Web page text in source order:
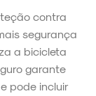
contra
segurança
a bicicleta
garante
pode incluir